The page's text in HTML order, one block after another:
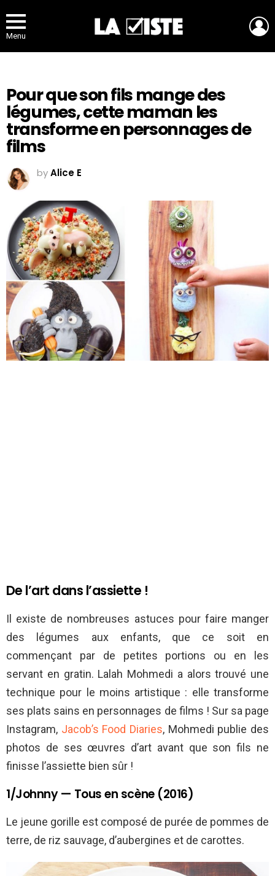
Menu
Pour que son fils mange des
légumes, cette maman les
transforme en personnages de
films
byAlice E
De l’art dans l’assiette !
Il existe de nombreuses astuces pour faire manger
des légumes aux enfants, que ce soit en
commençant par de petites portions ou en les
servant en gratin. Lalah Mohmedi a alors trouvé une
technique pour le moins artistique : elle transforme
ses plats sains en personnages de films ! Sur sa page
Instagram, Jacob’s Food Diaries, Mohmedi publie des
photos de ses œuvres d’art avant que son fils ne
finisse l’assiette bien sûr !
1/Johnny — Tous en scène (2016)
Le jeune gorille est composé de purée de pommes de
terre, de riz sauvage, d’aubergines et de carottes.